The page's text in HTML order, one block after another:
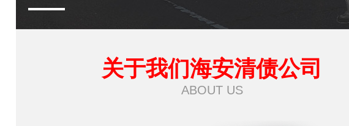
关于我们海安清债公司
ABOUT US